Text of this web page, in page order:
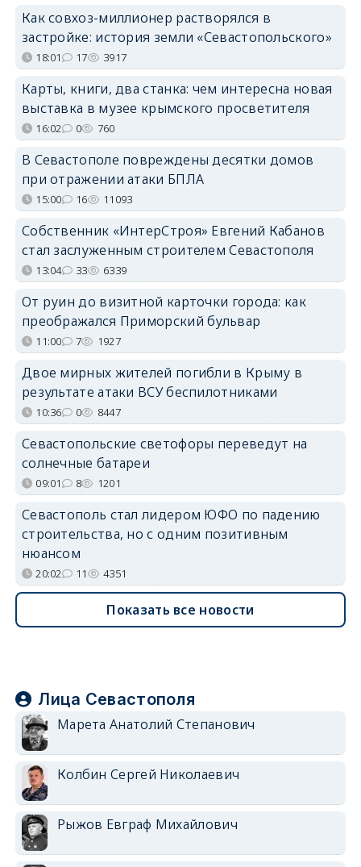
Как совхоз-миллионер растворялся в
застройке: история земли «Севастопольского»
18:01 17 3917
Карты, книги, два станка: чем интересна новая
выставка в музее крымского просветителя
16:02 0 760
В Севастополе повреждены десятки домов
при отражении атаки БПЛА
15:00 16 11093
Собственник «ИнтерСтроя» Евгений Кабанов
стал заслуженным строителем Севастополя
13:04 33 6339
От руин до визитной карточки города: как
преображался Приморский бульвар
11:00 7 1927
Двое мирных жителей погибли в Крыму в
результате атаки ВСУ беспилотниками
10:36 0 8447
Севастопольские светофоры переведут на
солнечные батареи
09:01 8 1201
Севастополь стал лидером ЮФО по падению
строительства, но с одним позитивным
нюансом
20:02 11 4351
Показать все новости
Лица Севастополя
Марета Анатолий Степанович
Колбин Сергей Николаевич
Рыжов Евграф Михайлович